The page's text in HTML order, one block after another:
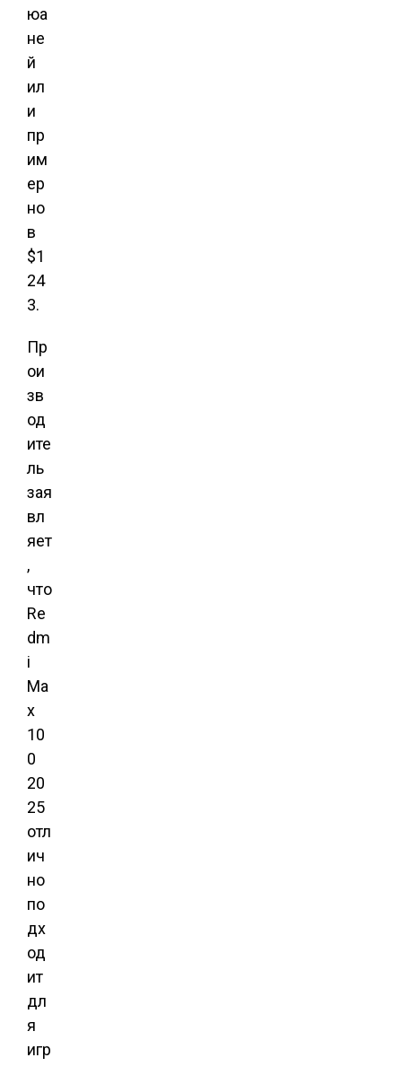
юа
не
й
ил
и
пр
им
ер
но
в
$1
24
3.
Пр
ои
зв
од
ите
ль
зая
вл
яет
,
что
Re
dm
i
Ma
x
10
0
20
25
отл
ич
но
по
дх
од
ит
дл
я
игр